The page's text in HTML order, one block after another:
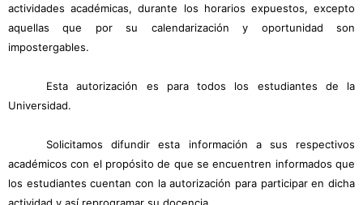
actividades académicas, durante los horarios expuestos, excepto
aquellas que por su calendarización y oportunidad son
impostergables.
Esta autorización es para todos los estudiantes de la
Universidad.
Solicitamos difundir esta información a sus respectivos
académicos con el propósito de que se encuentren informados que
los estudiantes cuentan con la autorización para participar en dicha
actividad y así reprogramar su docencia.